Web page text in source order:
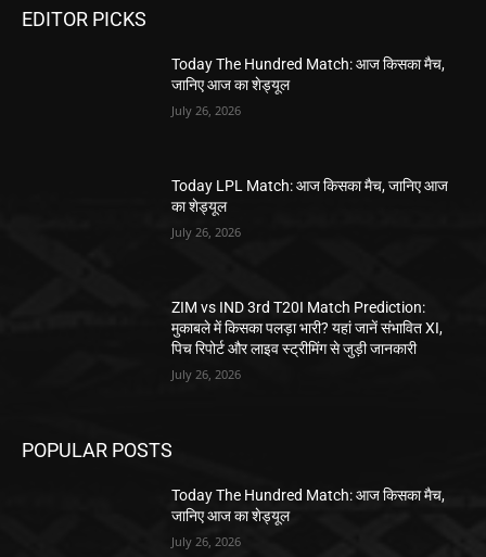
EDITOR PICKS
Today The Hundred Match: आज किसका मैच,
जानिए आज का शेड्यूल
July 26, 2026
Today LPL Match: आज किसका मैच, जानिए आज
का शेड्यूल
July 26, 2026
ZIM vs IND 3rd T20I Match Prediction:
मुकाबले में किसका पलड़ा भारी? यहां जानें संभावित XI,
पिच रिपोर्ट और लाइव स्ट्रीमिंग से जुड़ी जानकारी
July 26, 2026
POPULAR POSTS
Today The Hundred Match: आज किसका मैच,
जानिए आज का शेड्यूल
July 26, 2026